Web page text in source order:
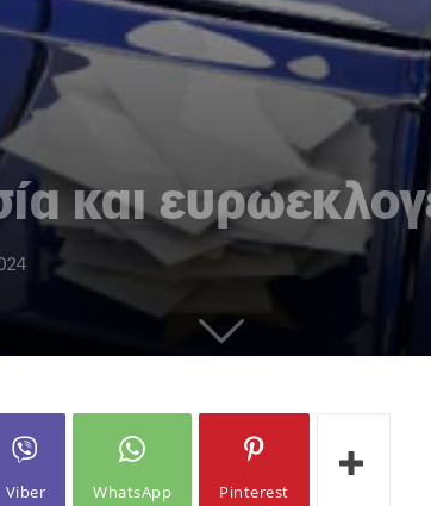
και
Viber WhatsApp Pinterest